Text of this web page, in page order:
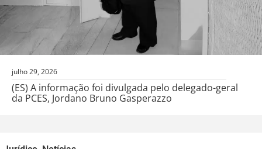
julho 29, 2026
(ES) A informação foi divulgada pelo delegado-geral
da PCES, Jordano Bruno Gasperazzo